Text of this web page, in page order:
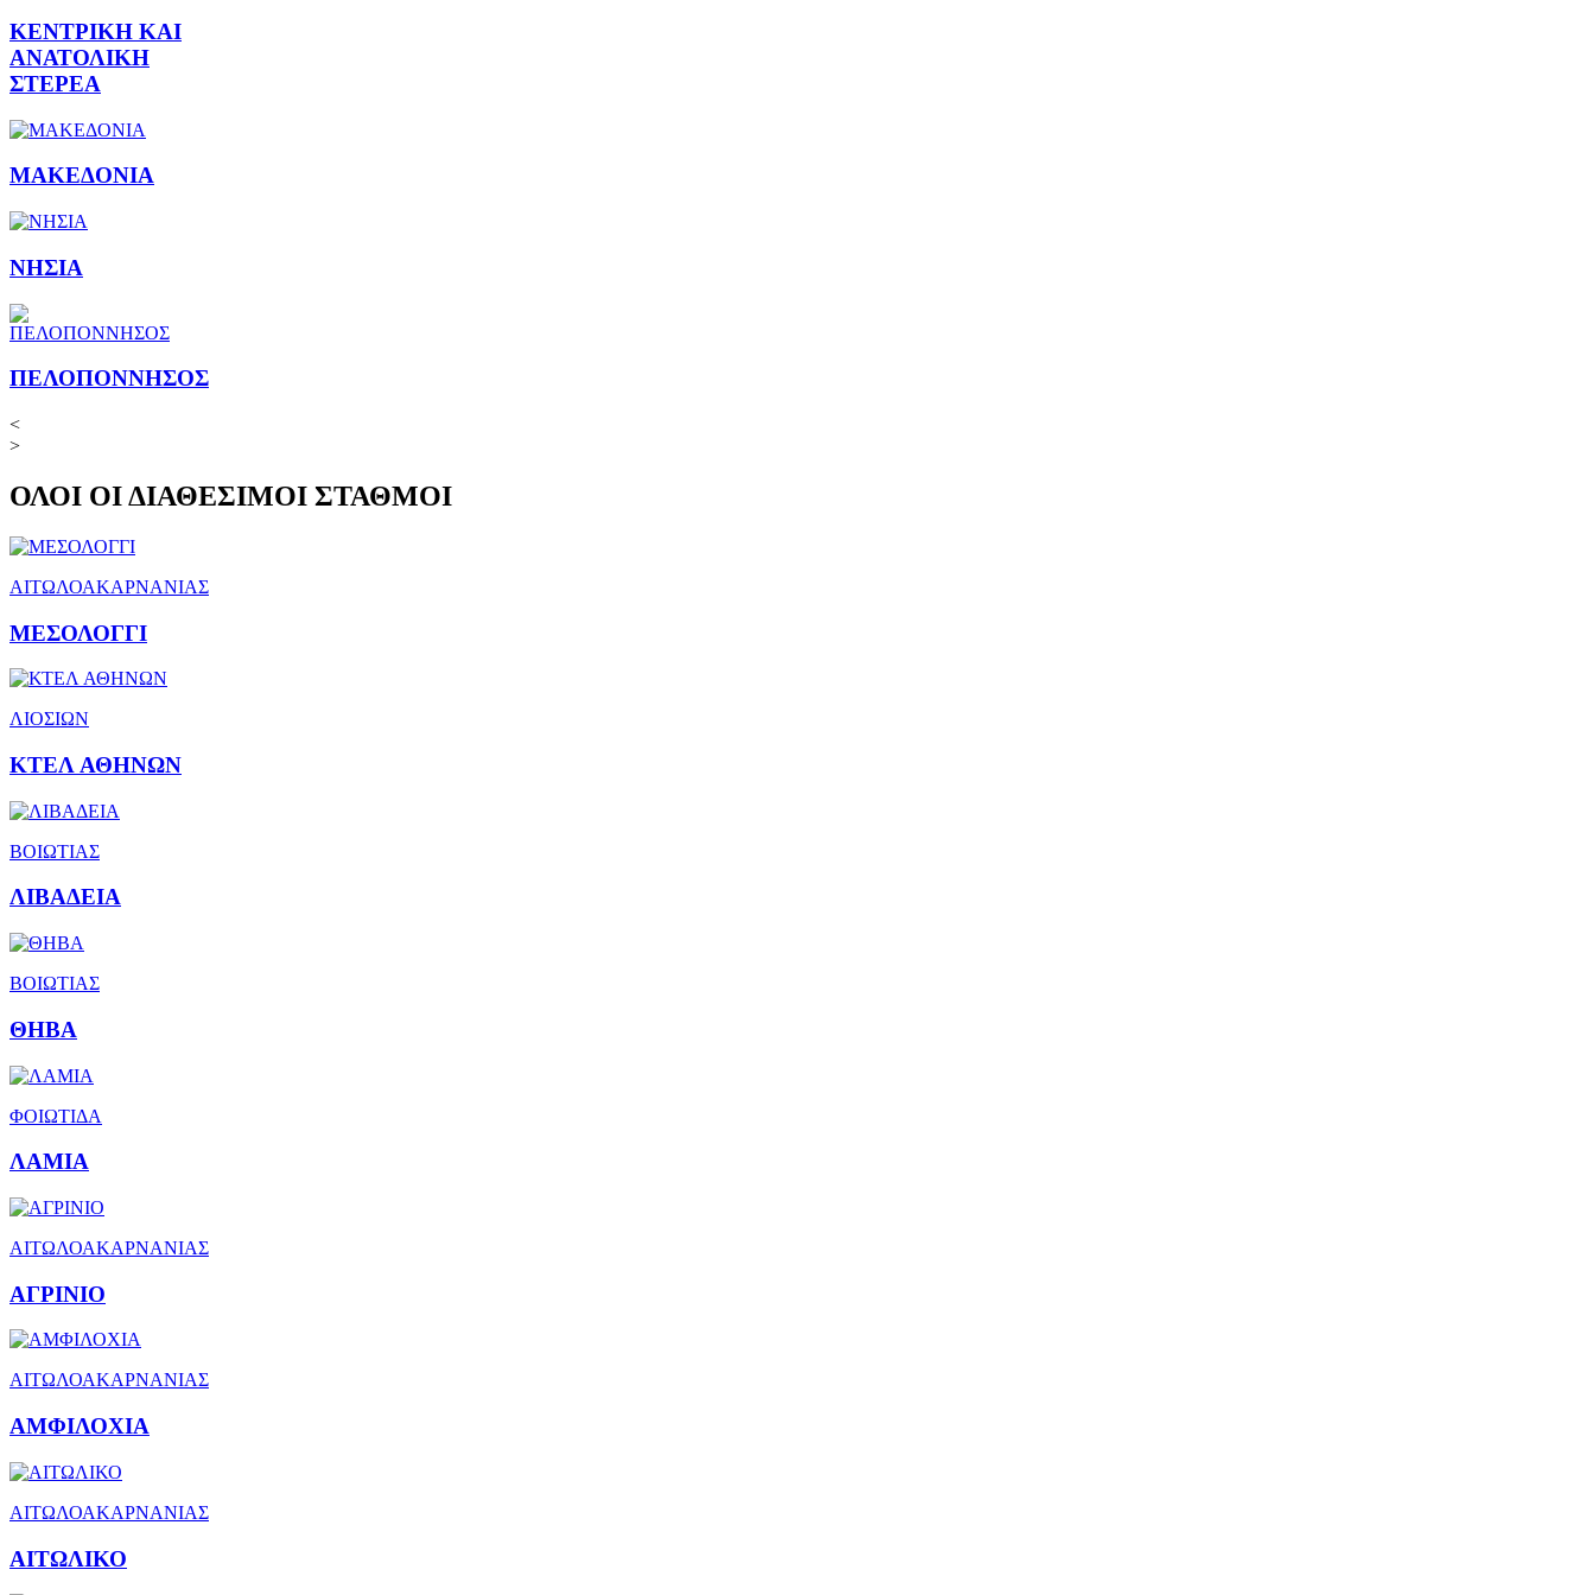
ΚΕΝΤΡΙΚΗ ΚΑΙ
ΑΝΑΤΟΛΙΚΗ
ΣΤΕΡΕΑ
ΜΑΚΕΔΟΝΙΑ
ΝΗΣΙΑ
ΠΕΛΟΠΟΝΝΗΣΟΣ
<
>
ΟΛΟΙ ΟΙ ΔΙΑΘΕΣΙΜΟΙ ΣΤΑΘΜΟΙ
ΑΙΤΩΛΟΑΚΑΡΝΑΝΙΑΣ
ΜΕΣΟΛΟΓΓΙ
ΛΙΟΣΙΩΝ
ΚΤΕΛ ΑΘΗΝΩΝ
ΒΟΙΩΤΙΑΣ
ΛΙΒΑΔΕΙΑ
ΒΟΙΩΤΙΑΣ
ΘΗΒΑ
ΦΟΙΩΤΙΔΑ
ΛΑΜΙΑ
ΑΙΤΩΛΟΑΚΑΡΝΑΝΙΑΣ
ΑΓΡΙΝΙΟ
ΑΙΤΩΛΟΑΚΑΡΝΑΝΙΑΣ
ΑΜΦΙΛΟΧΙΑ
ΑΙΤΩΛΟΑΚΑΡΝΑΝΙΑΣ
ΑΙΤΩΛΙΚΟ